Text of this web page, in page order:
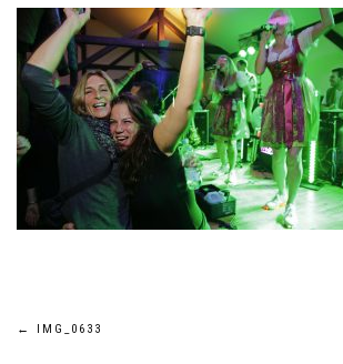
Beitragsnavigation
← IMG_0633